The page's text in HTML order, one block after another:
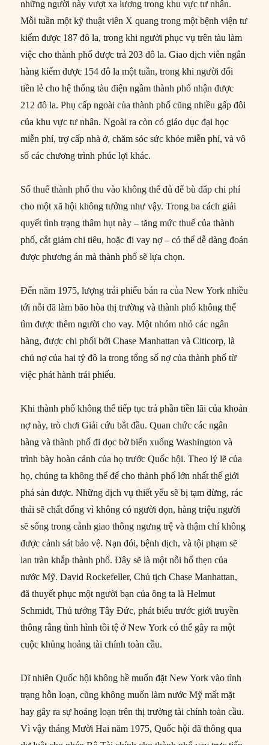
những người này vượt xa lương trong khu vực tư nhân.
Mỗi tuần một kỹ thuật viên X quang trong một bệnh viện tư
kiếm được 187 đô la, trong khi người phục vụ trên tàu làm
việc cho thành phố được trả 203 đô la. Giao dịch viên ngân
hàng kiếm được 154 đô la một tuần, trong khi người đổi
tiền lẻ cho hệ thống tàu điện ngầm thành phố nhận được
212 đô la. Phụ cấp ngoài của thành phố cũng nhiều gấp đôi
của khu vực tư nhân. Ngoài ra còn có giáo dục đại học
miễn phí, trợ cấp nhà ở, chăm sóc sức khỏe miễn phí, và vô
số các chương trình phúc lợi khác.
Số thuế thành phố thu vào không thể đủ để bù đắp chi phí
cho một xã hội không tưởng như vậy. Trong ba cách giải
quyết tình trạng thâm hụt này – tăng mức thuế của thành
phố, cắt giảm chi tiêu, hoặc đi vay nợ – có thể dễ dàng đoán
được phương án mà thành phố sẽ lựa chọn.
Đến năm 1975, lượng trái phiếu bán ra của New York nhiều
tới nỗi đã làm bão hòa thị trường và thành phố không thể
tìm được thêm người cho vay. Một nhóm nhỏ các ngân
hàng, được chi phối bởi Chase Manhattan và Citicorp, là
chủ nợ của hai tỷ đô la trong tổng số nợ của thành phố từ
việc phát hành trái phiếu.
Khi thành phố không thể tiếp tục trả phần tiền lãi của khoản
nợ này, trò chơi Giải cứu bắt đầu. Quan chức các ngân
hàng và thành phố đi dọc bờ biển xuống Washington và
trình bày hoàn cảnh của họ trước Quốc hội. Theo lý lẽ của
họ, chúng ta không thể để cho thành phố lớn nhất thế giới
phá sản được. Những dịch vụ thiết yếu sẽ bị tạm dừng, rác
thải sẽ chất đống vì không có người dọn, hàng triệu người
sẽ sống trong cảnh giao thông ngưng trệ và thậm chí không
được cảnh sát bảo vệ. Nạn đói, bệnh dịch, và tội phạm sẽ
lan tràn khắp thành phố. Đây sẽ là một nỗi hổ thẹn của
nước Mỹ. David Rockefeller, Chủ tịch Chase Manhattan,
đã thuyết phục một người bạn của ông ta là Helmut
Schmidt, Thủ tướng Tây Đức, phát biểu trước giới truyền
thông rằng tình hình tồi tệ ở New York có thể gây ra một
cuộc khủng hoảng tài chính toàn cầu.
Dĩ nhiên Quốc hội không hề muốn đặt New York vào tình
trạng hỗn loạn, cũng không muốn làm nước Mỹ mất mặt
hay gây ra sự hoảng loạn trên thị trường tài chính toàn cầu.
Vì vậy tháng Mười Hai năm 1975, Quốc hội đã thông qua